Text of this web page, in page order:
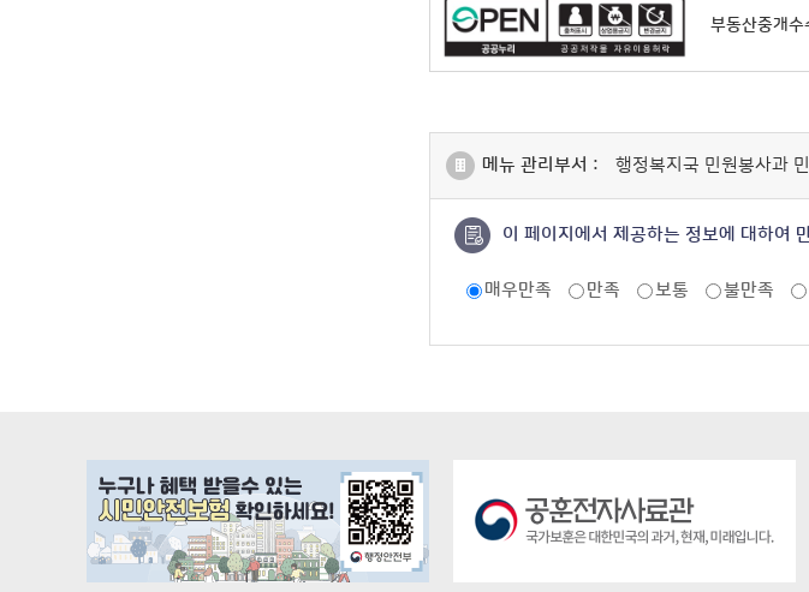
부동산중개
메뉴 관리부서 : 행정복지국 민원봉사과
이 페이지에서 제공하는 정보에 대하여
매우만족 만족 보통 불만족